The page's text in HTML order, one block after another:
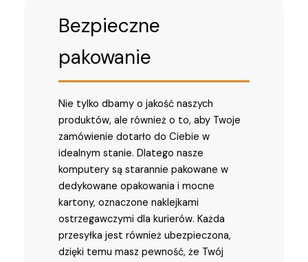
Bezpieczne
pakowanie
Nie tylko dbamy o jakość naszych
produktów, ale również o to, aby Twoje
zamówienie dotarło do Ciebie w
idealnym stanie. Dlatego nasze
komputery są starannie pakowane w
dedykowane opakowania i mocne
kartony, oznaczone naklejkami
ostrzegawczymi dla kurierów. Każda
przesyłka jest również ubezpieczona,
dzięki temu masz pewność, że Twój